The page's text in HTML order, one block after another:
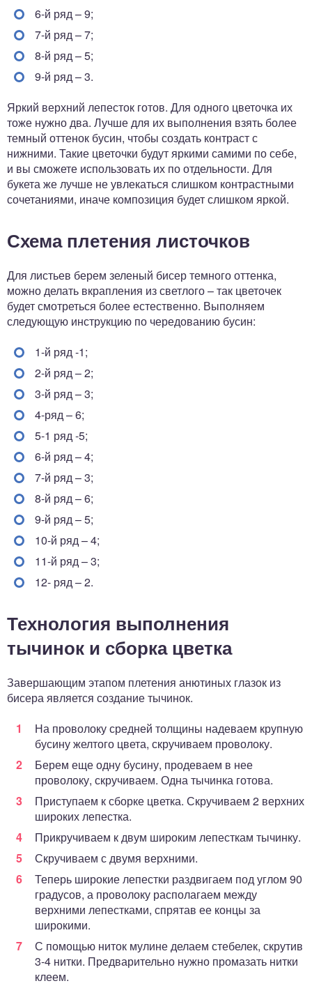
6-й ряд – 9;
7-й ряд – 7;
8-й ряд – 5;
9-й ряд – 3.
Яркий верхний лепесток готов. Для одного цветочка их
тоже нужно два. Лучше для их выполнения взять более
темный оттенок бусин, чтобы создать контраст с
нижними. Такие цветочки будут яркими самими по себе,
и вы сможете использовать их по отдельности. Для
букета же лучше не увлекаться слишком контрастными
сочетаниями, иначе композиция будет слишком яркой.
Схема плетения листочков
Для листьев берем зеленый бисер темного оттенка,
можно делать вкрапления из светлого – так цветочек
будет смотреться более естественно. Выполняем
следующую инструкцию по чередованию бусин:
1-й ряд -1;
2-й ряд – 2;
3-й ряд – 3;
4-ряд – 6;
5-1 ряд -5;
6-й ряд – 4;
7-й ряд – 3;
8-й ряд – 6;
9-й ряд – 5;
10-й ряд – 4;
11-й ряд – 3;
12- ряд – 2.
Технология выполнения
тычинок и сборка цветка
Завершающим этапом плетения анютиных глазок из
бисера является создание тычинок.
На проволоку средней толщины надеваем крупную
бусину желтого цвета, скручиваем проволоку.
Берем еще одну бусину, продеваем в нее
проволоку, скручиваем. Одна тычинка готова.
Приступаем к сборке цветка. Скручиваем 2 верхних
широких лепестка.
Прикручиваем к двум широким лепесткам тычинку.
Скручиваем с двумя верхними.
Теперь широкие лепестки раздвигаем под углом 90
градусов, а проволоку располагаем между
верхними лепестками, спрятав ее концы за
широкими.
С помощью ниток мулине делаем стебелек, скрутив
3-4 нитки. Предварительно нужно промазать нитки
клеем.